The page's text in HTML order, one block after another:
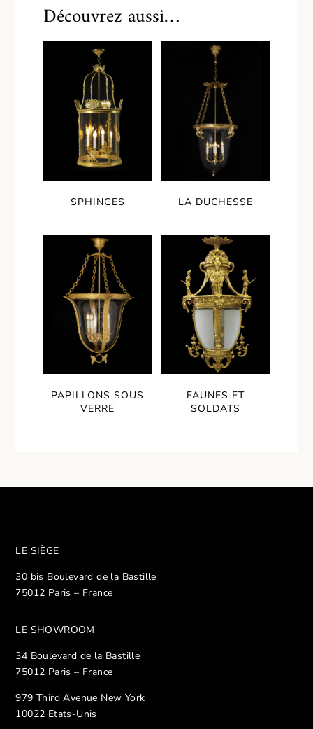
Découvrez aussi…
SPHINGES LA DUCHESSE
PAPILLONS SOUS
VERRE
FAUNES ET
SOLDATS
LE SIÈGE
30 bis Boulevard de la Bastille
75012 Paris – France
LE SHOWROOM
34 Boulevard de la Bastille
75012 Paris – France
979 Third Avenue New York
10022 Etats-Unis